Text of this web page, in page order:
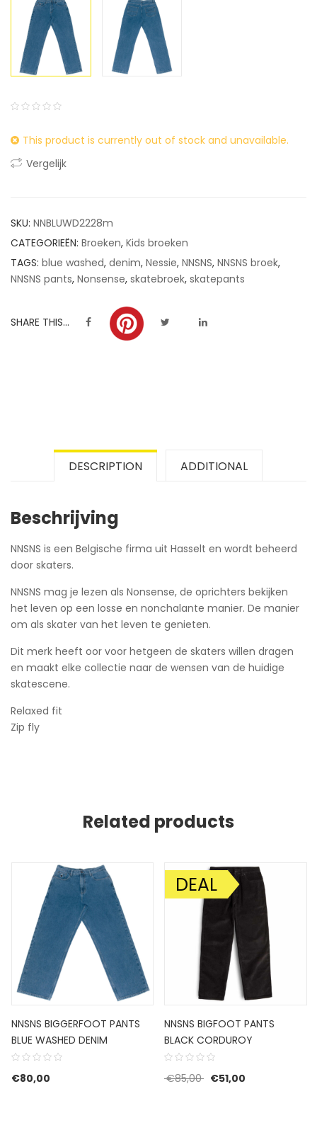
out
of
ratings
This product is currently out of stock and unavailable.
Vergelijk
SKU: NNBLUWD2228m
CATEGORIEËN: Broeken, Kids broeken
TAGS: blue washed, denim, Nessie, NNSNS, NNSNS broek,
NNSNS pants, Nonsense, skatebroek, skatepants
SHARE THIS...
DESCRIPTION ADDITIONAL
Beschrijving
NNSNS is een Belgische firma uit Hasselt en wordt beheerd
door skaters.
NNSNS mag je lezen als Nonsense, de oprichters bekijken
het leven op een losse en nonchalante manier. De manier
om als skater van het leven te genieten.
Dit merk heeft oor voor hetgeen de skaters willen dragen
en maakt elke collectie naar de wensen van de huidige
skatescene.
Relaxed fit
Zip fly
Related products
NNSNS BIGGERFOOT PANTS
BLUE WASHED DENIM
€80,00
AANBIEDING!
DEAL
NNSNS BIGFOOT PANTS
BLACK CORDUROY
€85,00 Oorspronkelijke prijs
€51,00